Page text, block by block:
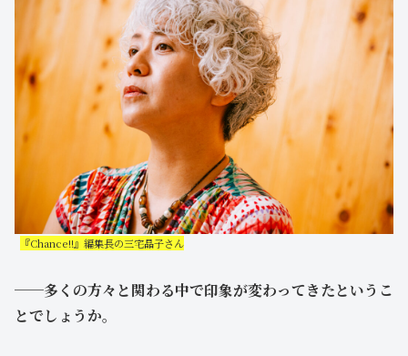
『Chance!!』編集長の三宅晶子さん
──多くの方々と関わる中で印象が変わってきたというこ
とでしょうか。